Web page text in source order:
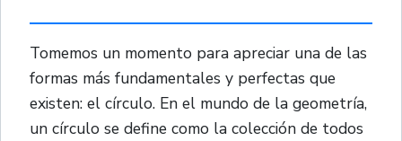
Tomemos un momento para apreciar una de las
formas más fundamentales y perfectas que
existen: el círculo. En el mundo de la geometría,
un círculo se define como la colección de todos